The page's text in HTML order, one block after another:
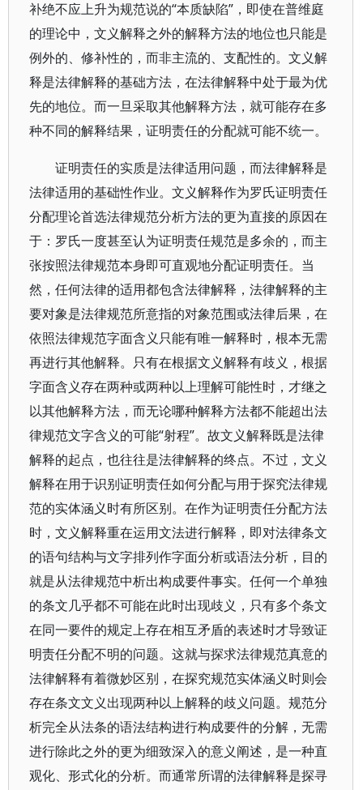
补绝不应上升为规范说的“本质缺陷”，即使在普维庭
的理论中，文义解释之外的解释方法的地位也只能是
例外的、修补性的，而非主流的、支配性的。文义解
释是法律解释的基础方法，在法律解释中处于最为优
先的地位。而一旦采取其他解释方法，就可能存在多
种不同的解释结果，证明责任的分配就可能不统一。
证明责任的实质是法律适用问题，而法律解释是
法律适用的基础性作业。文义解释作为罗氏证明责任
分配理论首选法律规范分析方法的更为直接的原因在
于：罗氏一度甚至认为证明责任规范是多余的，而主
张按照法律规范本身即可直观地分配证明责任。当
然，任何法律的适用都包含法律解释，法律解释的主
要对象是法律规范所意指的对象范围或法律后果，在
依照法律规范字面含义只能有唯一解释时，根本无需
再进行其他解释。只有在根据文义解释有歧义，根据
字面含义存在两种或两种以上理解可能性时，才继之
以其他解释方法，而无论哪种解释方法都不能超出法
律规范文字含义的可能“射程”。故文义解释既是法律
解释的起点，也往往是法律解释的终点。不过，文义
解释在用于识别证明责任如何分配与用于探究法律规
范的实体涵义时有所区别。在作为证明责任分配方法
时，文义解释重在运用文法进行解释，即对法律条文
的语句结构与文字排列作字面分析或语法分析，目的
就是从法律规范中析出构成要件事实。任何一个单独
的条文几乎都不可能在此时出现歧义，只有多个条文
在同一要件的规定上存在相互矛盾的表述时才导致证
明责任分配不明的问题。这就与探求法律规范真意的
法律解释有着微妙区别，在探究规范实体涵义时则会
存在条文文义出现两种以上解释的歧义问题。规范分
析完全从法条的语法结构进行构成要件的分解，无需
进行除此之外的更为细致深入的意义阐述，是一种直
观化、形式化的分析。而通常所谓的法律解释是探寻